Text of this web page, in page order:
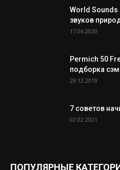
World Sounds
звуков
17.06.2020
Permich 50
подборка
29.12.2019
7 советов
02.02.2021
ПОПУЛЯРНЫЕ